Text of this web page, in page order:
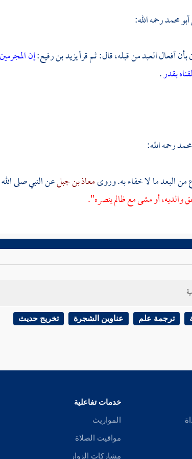
محمدرحمه الله:
بأن أفعال العبد من قبله، قال: ثم قرأيزيد بن رفيع:إن
بقدر.
رحمه الله:
من البعد ما لا خفاء به. وروىمعاذ بن جبلعن النبي صلى
أو مشى مع ظالم ينصره".
ترجمة علم عناوين الشجرة تخريج حديث
خدمات تفاعلية
المواريث
مواقيت الصلاة
مشاركات الزوار